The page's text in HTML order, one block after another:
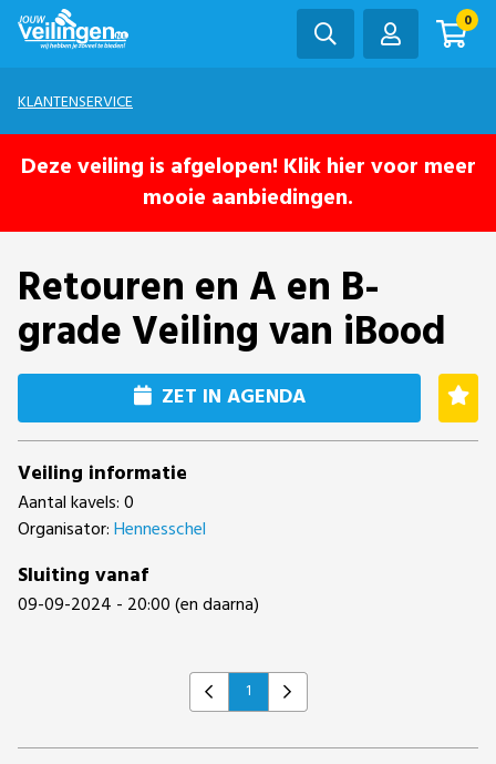
0
KLANTENSERVICE
Deze veiling is afgelopen! Klik hier voor meer
mooie aanbiedingen.
Retouren en A en B-
grade Veiling van iBood
ZET IN AGENDA
Veiling informatie
Aantal kavels: 0
Organisator:Hennesschel
Sluiting vanaf
09-09-2024 - 20:00 (en daarna)
Previous
1 Next